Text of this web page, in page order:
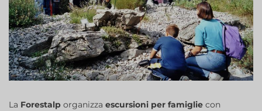
La Forestalp organizza escursioni per famiglie con